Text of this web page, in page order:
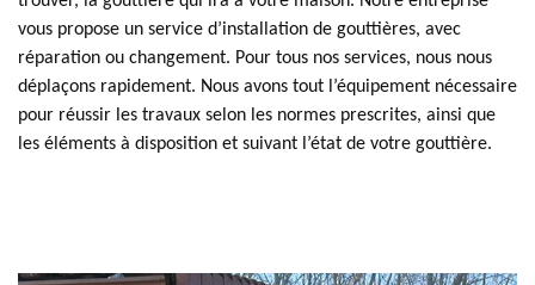
vous propose un service d’installation de gouttières, avec
réparation ou changement. Pour tous nos services, nous nous
déplaçons rapidement. Nous avons tout l’équipement nécessaire
pour réussir les travaux selon les normes prescrites, ainsi que
les éléments à disposition et suivant l’état de votre gouttière.